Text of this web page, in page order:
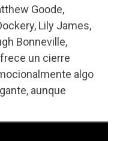
Goode,
Lily James,
Bonneville,
un cierre
algo
aunque